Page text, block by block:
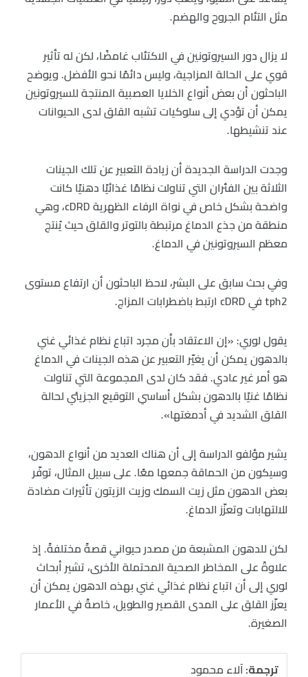
مثل التئام الجروح والهضم.
لا يزال دور السيروتونين في الاكتئاب غامضًا، لكن له تأثير
قوي على الحالة المزاجية، وليس دائمًا نحو الأفضل. ويوضح
الباحثون أن بعض أنواع الخلايا العصبية المنتجة للسيروتونين
يمكن أن تؤدي إلى سلوكيات تشبه القلق لدى الحيوانات
عند تنشيطها.
وجدت الدراسة الجديدة أن زيادة التعبير عن تلك الجينات
الثلاثة بين الفئران التي تناولت نظامًا غذائيًا دهنيًا كانت
واضحة بشكل خاص في نواة الرفاء الظهرية cDRD، وهي
منطقة من جذع الدماغ مرتبطة بالتوتر والقلق حيث يُنتج
معظم السيروتونين في الدماغ.
وفي بحث سابق على البشر، لاحظ الباحثون أن ارتفاع مستوى
tph2 في cDRD ارتبط باضطرابات المزاج.
يقول لوري: «إن الاعتقاد بأن مجرد اتباع نظام غذائي غني
بالدهون يمكن أن يغيّر التعبير عن هذه الجينات في الدماغ
هو أمر غير عادي. فقد كان لدى المجموعة التي تناولت
نظامًا غنيًا بالدهون بشكل أساسي التوقيع الجزيئي لحالة
القلق الشديد في أدمغتها».
يشير مؤلفو الدراسة إلى أن هناك العديد من أنواع الدهون،
وسيكون من الحماقة جمعها معًا. على سبيل المثال، توفّر
بعض الدهون مثل زيت السمك وزيت الزيتون تأثيرات مضادة
للالتهابات وتعزّز الدماغ.
لكن للدهون المشبعة من مصدر حيواني قصةً مختلفةً. إذ
علاوةً على المخاطر الصحية المحتملة الأخرى، تشير أبحاث
لوري إلى أن اتباع نظام غذائي غني بهذه الدهون يمكن أن
يعزّز القلق على المدى القصير والطويل، خاصةً في الأعمار
الصغيرة.
ترجمة:آلاء محمود